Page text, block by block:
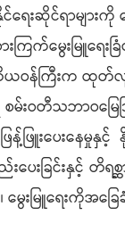
င်ရေးဆိုင်ရာများ
က်မွေးမြူရေးခ
ဝန်ကြီးက ထုတ်လု
ဝတီသဘာဝမြေဩ
းပေးနေမှုနှင့်
ပေးခြင်းနှင့်
မွေးမြူရေးကိုအ